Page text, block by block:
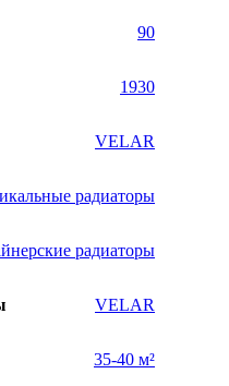
90
1930
VELAR
радиаторы
радиаторы
VELAR
35-40 м²